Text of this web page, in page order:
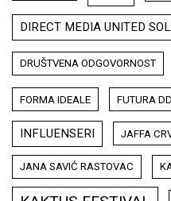
DIRECT MEDIA UNITED
DRUŠTVENA ODGOVORNOST
FORMA IDEALE FUTURA
INFLUENSERI JAFFA
JANA SAVIĆ RASTOVAC